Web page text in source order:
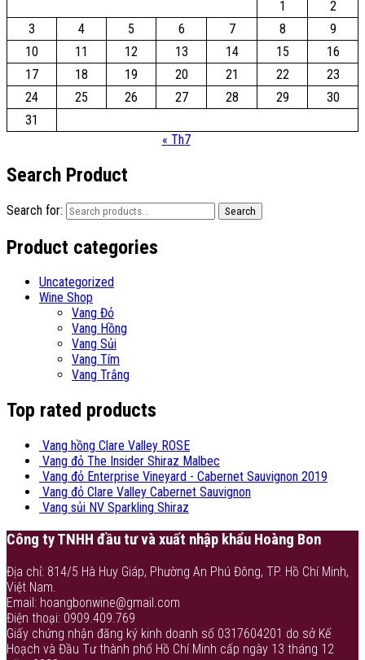
1
2
3
4 5 6 7 8
9
10
11 12 13 14 15
16
17
18 19 20 21 22
23
24
25 26 27 28 29
30
31
« Th7
Search Product
Search for: Search
Product categories
Uncategorized
Wine Shop
Vang Đỏ
Vang Hồng
Vang Sủi
Vang Tím
Vang Trắng
Top rated products
Vang hồng Clare Valley ROSE
Vang đỏ The Insider Shiraz Malbec
Vang đỏ Enterprise Vineyard - Cabernet Sauvignon 2019
Vang đỏ Clare Valley Cabernet Sauvignon
Vang sủi NV Sparkling Shiraz
Công ty TNHH đầu tư và xuất nhập khẩu Hoàng Bon
Địa chỉ: 814/5 Hà Huy Giáp, Phường An Phú Đông, TP. Hồ Chí Minh,
Việt Nam.
Email: hoangbonwine@gmail.com
Điện thoại: 0909.409.769
Giấy chứng nhận đăng ký kinh doanh số 0317604201 do sở Kế
Hoạch và Đầu Tư thành phố Hồ Chí Minh cấp ngày 13 tháng 12